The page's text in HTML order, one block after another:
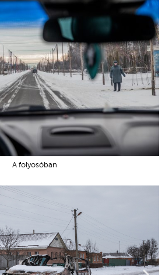
A folyosóban